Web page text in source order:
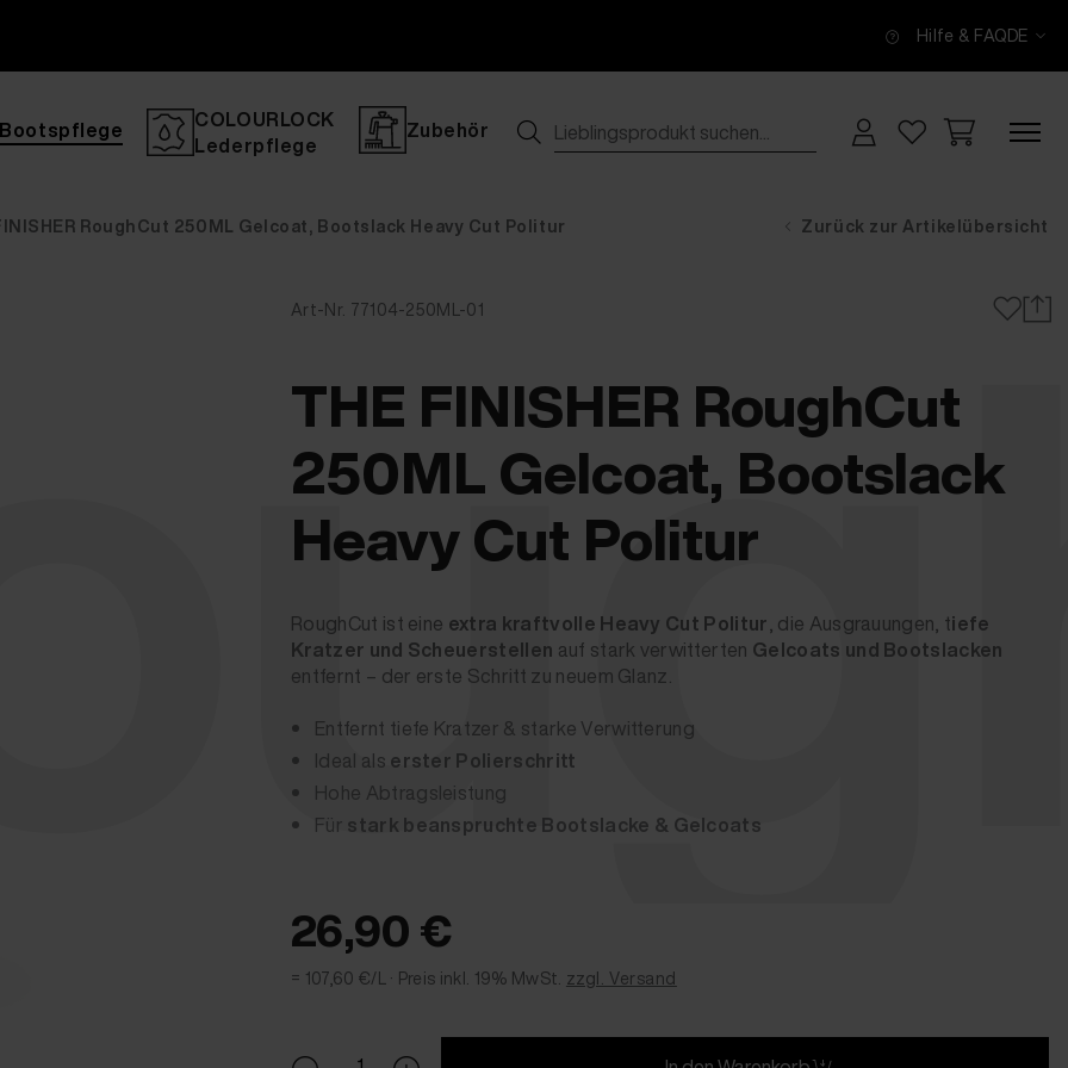
Hilfe & FAQDE
Bootspflege
COLOURLOCK
Lederpflege
Zubehör
RoughCut 250ML Gelcoat, Bootslack Heavy Cut Politur Zurück zur Artikelübersicht
Art-Nr. 77104-250ML-01
THE FINISHER RoughCut
250ML Gelcoat, Bootslack
Heavy Cut Politur
RoughCut ist eine extra kraftvolle Heavy Cut Politur, die Ausgrauungen, tiefe
Kratzer und Scheuerstellen auf stark verwitterten Gelcoats und Bootslacken
entfernt – der erste Schritt zu neuem Glanz.
Entfernt tiefe Kratzer & starke Verwitterung
Ideal als erster Polierschritt
Hohe Abtragsleistung
Für stark beanspruchte Bootslacke & Gelcoats
26,90 €
= 107,60 €/L · Preis inkl. 19% MwSt. zzgl. Versand